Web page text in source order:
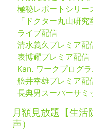
極秘レポートシリー
「ドクター丸山研
ライブ配信
清水義久プレミア配
表博耀プレミア配信
Kan. ワークプログ
舩井幸雄プレミア配
長典男スーパーサミ
月額見放題【生活
声）